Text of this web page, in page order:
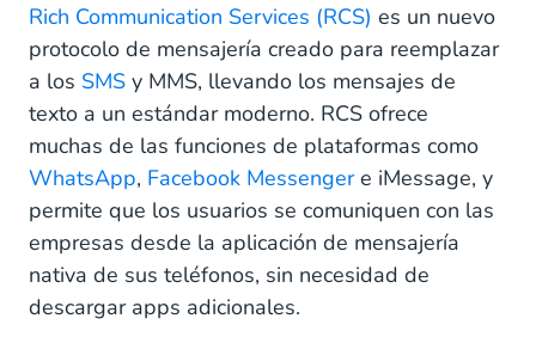
4. Automatización
5. Costes
¿Deberías adoptar WhatsApp Business Platform o
RCS Messaging?
Rich Communication Services (RCS) es un nuevo
protocolo de mensajería creado para reemplazar
a los SMS y MMS, llevando los mensajes de
texto a un estándar moderno. RCS ofrece
muchas de las funciones de plataformas como
WhatsApp, Facebook Messengere iMessage, y
permite que los usuarios se comuniquen con las
empresas desde la aplicación de mensajería
nativa de sus teléfonos, sin necesidad de
descargar apps adicionales.